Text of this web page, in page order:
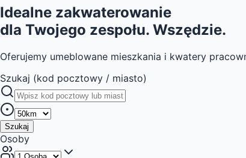
Idealne zakwaterowanie
dla Twojego zespołu. Wszędzie.
Oferujemy umeblowane mieszkania i kwatery
Szukaj (kod pocztowy / miasto)
Szukaj
Osoby